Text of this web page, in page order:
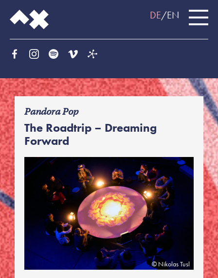
DE EN
f
Pandora Pop
The Roadtrip – Dreaming
Forward
Nikolas Tusl